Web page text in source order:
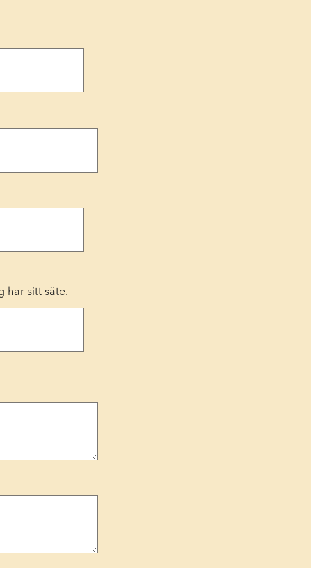
har sitt säte.